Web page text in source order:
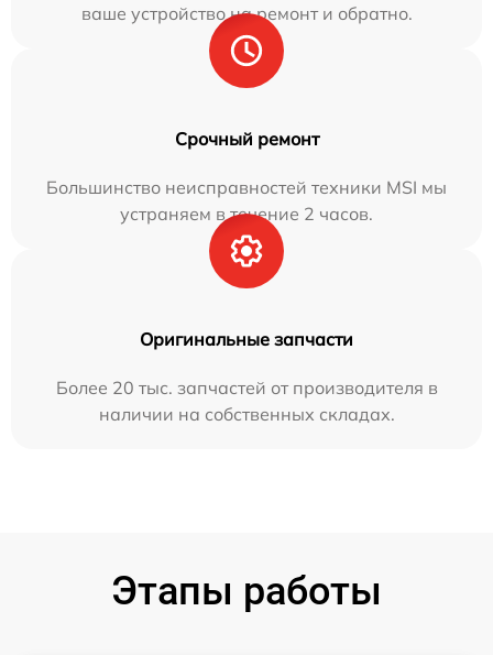
ваше устройство на ремонт и обратно.
Срочный ремонт
Большинство неисправностей техники MSI мы
устраняем в течение 2 часов.
Оригинальные запчасти
Более 20 тыс. запчастей от производителя в
наличии на собственных складах.
Этапы работы